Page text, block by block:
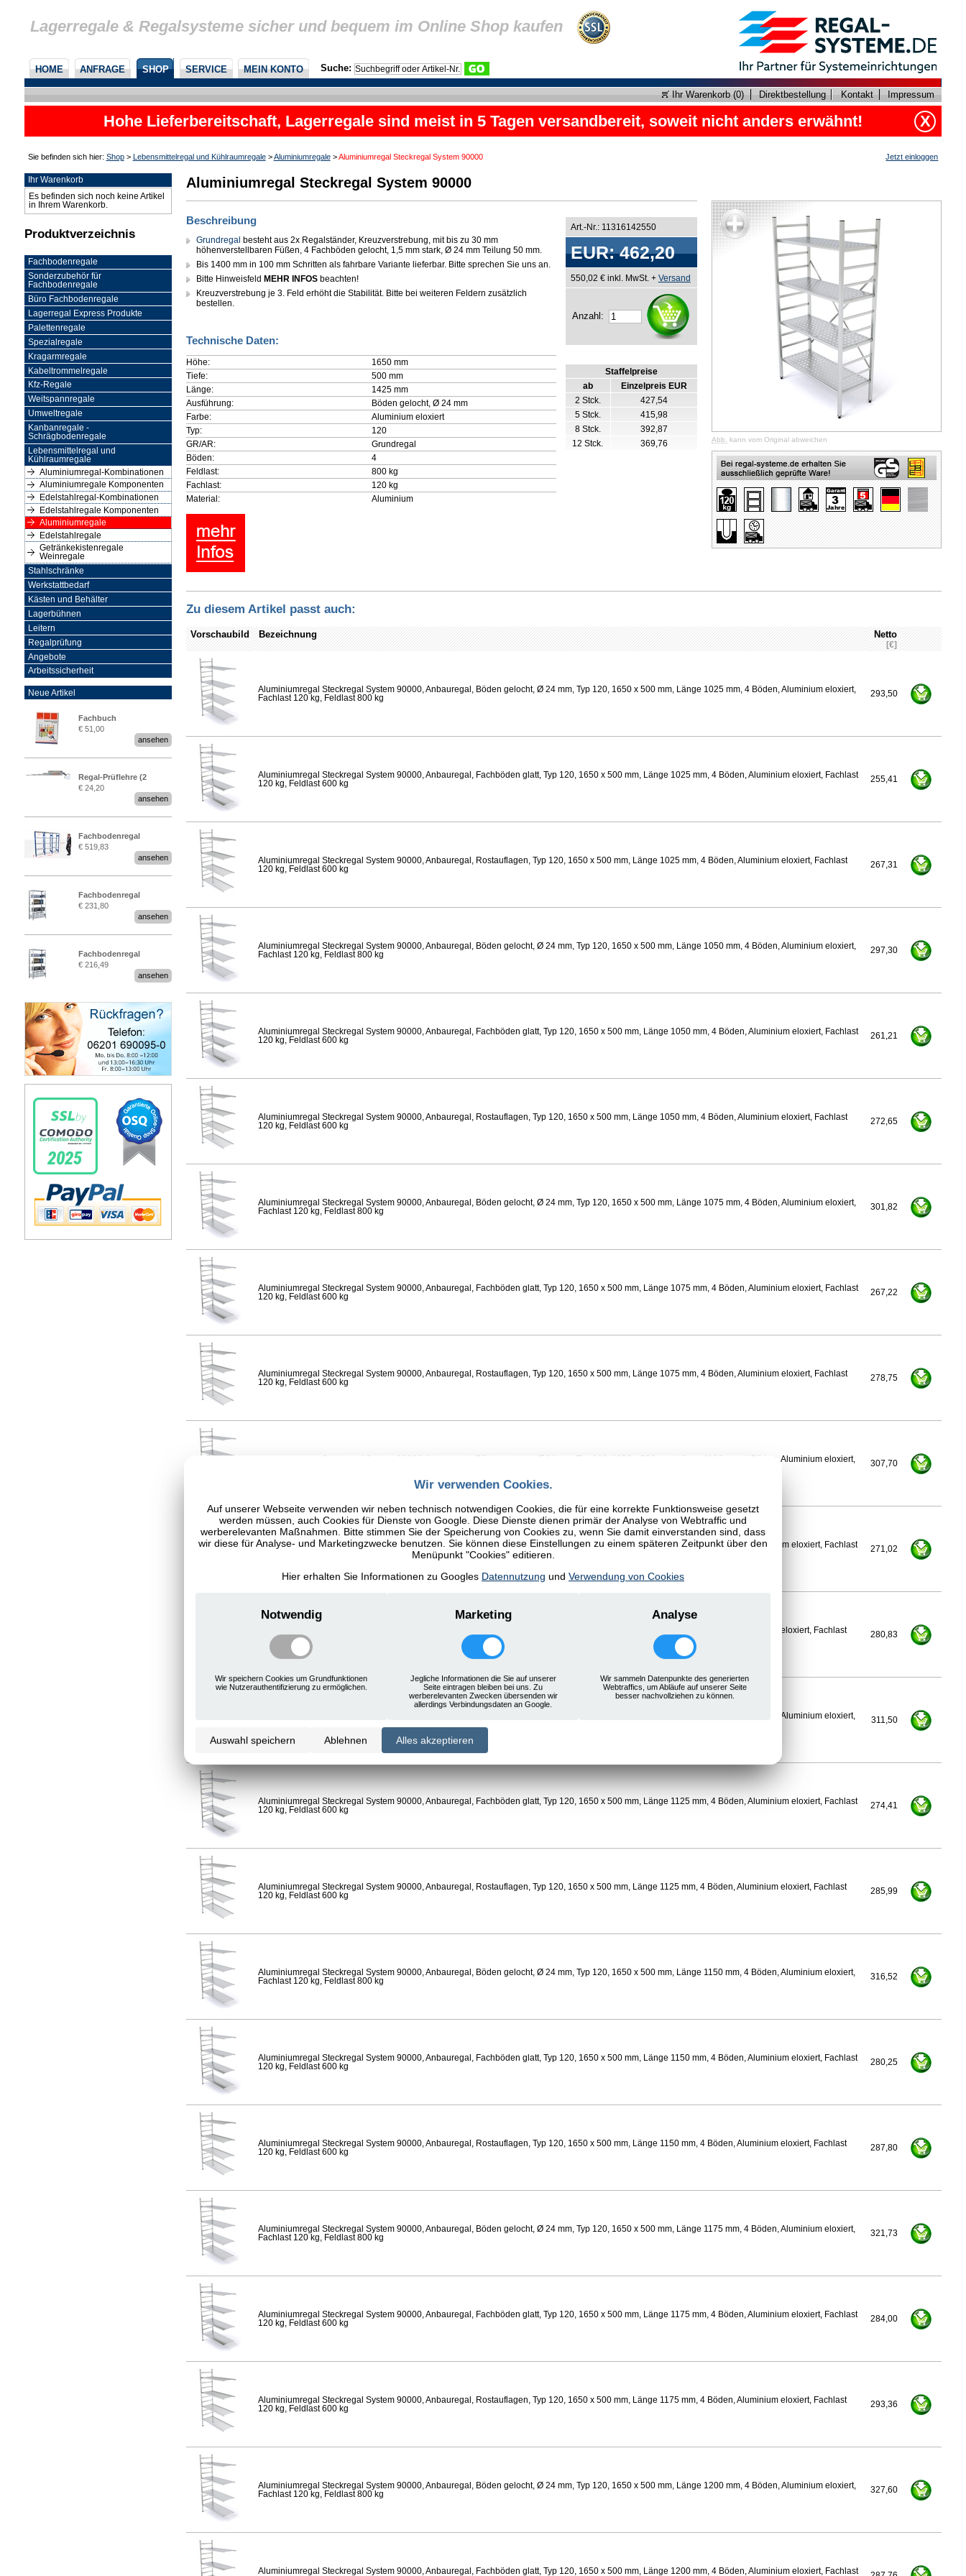
Lagerregale & Regalsysteme sicher und bequem im Online Shop kaufen
HOME ANFRAGE SHOP SERVICE MEIN KONTO Suche:
Ihr Warenkorb (0) Direktbestellung Kontakt Impressum
Hohe Lieferbereitschaft, Lagerregale sind meist in 5 Tagen versandbereit, soweit nicht anders erwähnt! X
Jetzt einloggen
Sie befinden sich hier: Shop> Lebensmittelregal und Kühlraumregale>Aluminiumregale>Aluminiumregal Steckregal System 90000
Ihr Warenkorb
Es befinden sich noch keine Artikel
in Ihrem Warenkorb.
Produktverzeichnis
Fachbodenregale
Sonderzubehör für
Fachbodenregale
Büro Fachbodenregale
Lagerregal Express Produkte
Palettenregale
Spezialregale
Kragarmregale
Kabeltrommelregale
Kfz-Regale
Weitspannregale
Umweltregale
Kanbanregale -
Schrägbodenregale
Lebensmittelregal und
Kühlraumregale
Aluminiumregal-Kombinationen
Aluminiumregale Komponenten
Edelstahlregal-Kombinationen
Edelstahlregale Komponenten
Aluminiumregale
Edelstahlregale
Getränkekistenregale
Weinregale
Stahlschränke
Werkstattbedarf
Kästen und Behälter
Lagerbühnen
Leitern
Regalprüfung
Angebote
Arbeitssicherheit
Neue Artikel
Fachbuch
„Regalprüfung nach DIN
€ 51,00
ansehen
Regal-Prüflehre (2
Stück)
€ 24,20
ansehen
Fachbodenregal
Stecksystem MultiPlus
2,25 Meter breit
€ 519,83
ansehen
Fachbodenregal
Stecksystem MultiPlus
€ 231,80
ansehen
Fachbodenregal
Stecksystem MultiPlus
€ 216,49
ansehen
Aluminiumregal Steckregal System 90000
Abb. kann vom Original abweichen
Art.-Nr.: 11316142550
EUR: 462,20
550,02 € inkl. MwSt. + Versand
Anzahl:
Staffelpreise
ab
Einzelpreis EUR
2 Stck.
427,54
5 Stck.
415,98
8 Stck.
392,87
12 Stck.
369,76
Beschreibung
Grundregal besteht aus 2x Regalständer, Kreuzverstrebung, mit bis zu 30 mm
höhenverstellbaren Füßen, 4 Fachböden gelocht, 1,5 mm stark, Ø 24 mm Teilung 50 mm.
Bis 1400 mm in 100 mm Schritten als fahrbare Variante lieferbar. Bitte sprechen Sie uns an.
Bitte Hinweisfeld MEHR INFOS beachten!
Kreuzverstrebung je 3. Feld erhöht die Stabilität. Bitte bei weiteren Feldern zusätzlich
bestellen.
Technische Daten:
Höhe:
1650 mm
Tiefe:
500 mm
Länge:
1425 mm
Ausführung:
Böden gelocht, Ø 24 mm
Farbe:
Aluminium eloxiert
Typ:
120
GR/AR:
Grundregal
Böden:
4
Feldlast:
800 kg
Fachlast:
120 kg
Material:
Aluminium
Zu diesem Artikel passt auch:
Vorschaubild Bezeichnung Netto
[€]
Aluminiumregal Steckregal System 90000, Anbauregal, Böden gelocht, Ø 24 mm, Typ 120, 1650 x 500 mm, Länge 1025 mm, 4 Böden, Aluminium eloxiert,
Fachlast 120 kg, Feldlast 800 kg
293,50
Aluminiumregal Steckregal System 90000, Anbauregal, Fachböden glatt, Typ 120, 1650 x 500 mm, Länge 1025 mm, 4 Böden, Aluminium eloxiert, Fachlast
120 kg, Feldlast 600 kg
255,41
Aluminiumregal Steckregal System 90000, Anbauregal, Rostauflagen, Typ 120, 1650 x 500 mm, Länge 1025 mm, 4 Böden, Aluminium eloxiert, Fachlast
120 kg, Feldlast 600 kg
267,31
Aluminiumregal Steckregal System 90000, Anbauregal, Böden gelocht, Ø 24 mm, Typ 120, 1650 x 500 mm, Länge 1050 mm, 4 Böden, Aluminium eloxiert,
Fachlast 120 kg, Feldlast 800 kg
297,30
Aluminiumregal Steckregal System 90000, Anbauregal, Fachböden glatt, Typ 120, 1650 x 500 mm, Länge 1050 mm, 4 Böden, Aluminium eloxiert, Fachlast
120 kg, Feldlast 600 kg
261,21
Aluminiumregal Steckregal System 90000, Anbauregal, Rostauflagen, Typ 120, 1650 x 500 mm, Länge 1050 mm, 4 Böden, Aluminium eloxiert, Fachlast
120 kg, Feldlast 600 kg
272,65
Aluminiumregal Steckregal System 90000, Anbauregal, Böden gelocht, Ø 24 mm, Typ 120, 1650 x 500 mm, Länge 1075 mm, 4 Böden, Aluminium eloxiert,
Fachlast 120 kg, Feldlast 800 kg
301,82
Aluminiumregal Steckregal System 90000, Anbauregal, Fachböden glatt, Typ 120, 1650 x 500 mm, Länge 1075 mm, 4 Böden, Aluminium eloxiert, Fachlast
120 kg, Feldlast 600 kg
267,22
Aluminiumregal Steckregal System 90000, Anbauregal, Rostauflagen, Typ 120, 1650 x 500 mm, Länge 1075 mm, 4 Böden, Aluminium eloxiert, Fachlast
120 kg, Feldlast 600 kg
278,75
Aluminiumregal Steckregal System 90000, Anbauregal, Böden gelocht, Ø 24 mm, Typ 120, 1650 x 500 mm, Länge 1100 mm, 4 Böden, Aluminium eloxiert,
307,70
Aluminiumregal Steckregal System 90000, Anbauregal, Fachböden glatt, Typ 120, 1650 x 500 mm, Länge 1100 mm, 4 Böden, Aluminium eloxiert, Fachlast
271,02
Aluminiumregal Steckregal System 90000, Anbauregal, Rostauflagen, Typ 120, 1650 x 500 mm, Länge 1100 mm, 4 Böden, Aluminium eloxiert, Fachlast
120 kg, Feldlast 600 kg
280,83
Aluminiumregal Steckregal System 90000, Anbauregal, Böden gelocht, Ø 24 mm, Typ 120, 1650 x 500 mm, Länge 1125 mm, 4 Böden, Aluminium eloxiert,
311,50
Aluminiumregal Steckregal System 90000, Anbauregal, Fachböden glatt, Typ 120, 1650 x 500 mm, Länge 1125 mm, 4 Böden, Aluminium eloxiert, Fachlast
120 kg, Feldlast 600 kg
274,41
Aluminiumregal Steckregal System 90000, Anbauregal, Rostauflagen, Typ 120, 1650 x 500 mm, Länge 1125 mm, 4 Böden, Aluminium eloxiert, Fachlast
120 kg, Feldlast 600 kg
285,99
Aluminiumregal Steckregal System 90000, Anbauregal, Böden gelocht, Ø 24 mm, Typ 120, 1650 x 500 mm, Länge 1150 mm, 4 Böden, Aluminium eloxiert,
Fachlast 120 kg, Feldlast 800 kg
316,52
Aluminiumregal Steckregal System 90000, Anbauregal, Fachböden glatt, Typ 120, 1650 x 500 mm, Länge 1150 mm, 4 Böden, Aluminium eloxiert, Fachlast
120 kg, Feldlast 600 kg
280,25
Aluminiumregal Steckregal System 90000, Anbauregal, Rostauflagen, Typ 120, 1650 x 500 mm, Länge 1150 mm, 4 Böden, Aluminium eloxiert, Fachlast
120 kg, Feldlast 600 kg
287,80
Aluminiumregal Steckregal System 90000, Anbauregal, Böden gelocht, Ø 24 mm, Typ 120, 1650 x 500 mm, Länge 1175 mm, 4 Böden, Aluminium eloxiert,
Fachlast 120 kg, Feldlast 800 kg
321,73
Aluminiumregal Steckregal System 90000, Anbauregal, Fachböden glatt, Typ 120, 1650 x 500 mm, Länge 1175 mm, 4 Böden, Aluminium eloxiert, Fachlast
120 kg, Feldlast 600 kg
284,00
Aluminiumregal Steckregal System 90000, Anbauregal, Rostauflagen, Typ 120, 1650 x 500 mm, Länge 1175 mm, 4 Böden, Aluminium eloxiert, Fachlast
120 kg, Feldlast 600 kg
293,36
Aluminiumregal Steckregal System 90000, Anbauregal, Böden gelocht, Ø 24 mm, Typ 120, 1650 x 500 mm, Länge 1200 mm, 4 Böden, Aluminium eloxiert,
Fachlast 120 kg, Feldlast 800 kg
327,60
Aluminiumregal Steckregal System 90000, Anbauregal, Fachböden glatt, Typ 120, 1650 x 500 mm, Länge 1200 mm, 4 Böden, Aluminium eloxiert, Fachlast
Wir verwenden Cookies.
Auf unserer Webseite verwenden wir neben technisch notwendigen Cookies, die für eine korrekte Funktionsweise gesetzt
werden müssen, auch Cookies für Dienste von Google. Diese Dienste dienen primär der Analyse von Webtraffic und
werberelevanten Maßnahmen. Bitte stimmen Sie der Speicherung von Cookies zu, wenn Sie damit einverstanden sind, dass
wir diese für Analyse- und Marketingzwecke benutzen. Sie können diese Einstellungen zu einem späteren Zeitpunkt über den
Menüpunkt "Cookies" editieren.
Hier erhalten Sie Informationen zu Googles Datennutzung und Verwendung von Cookies
Notwendig
Wir speichern Cookies um Grundfunktionen
wie Nutzerauthentifizierung zu ermöglichen.
Marketing
Jegliche Informationen die Sie auf unserer
Seite eintragen bleiben bei uns. Zu
werberelevanten Zwecken übersenden wir
allerdings Verbindungsdaten an Google.
Analyse
Wir sammeln Datenpunkte des generierten
Webtraffics, um Abläufe auf unserer Seite
besser nachvollziehen zu können.
Auswahl speichern Ablehnen Alles akzeptieren